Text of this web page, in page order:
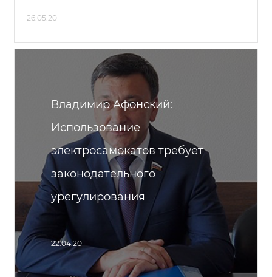
26.05.20
Владимир Афонский:
Использование
электросамокатов требует
законодательного
урегулирования
22.04.20